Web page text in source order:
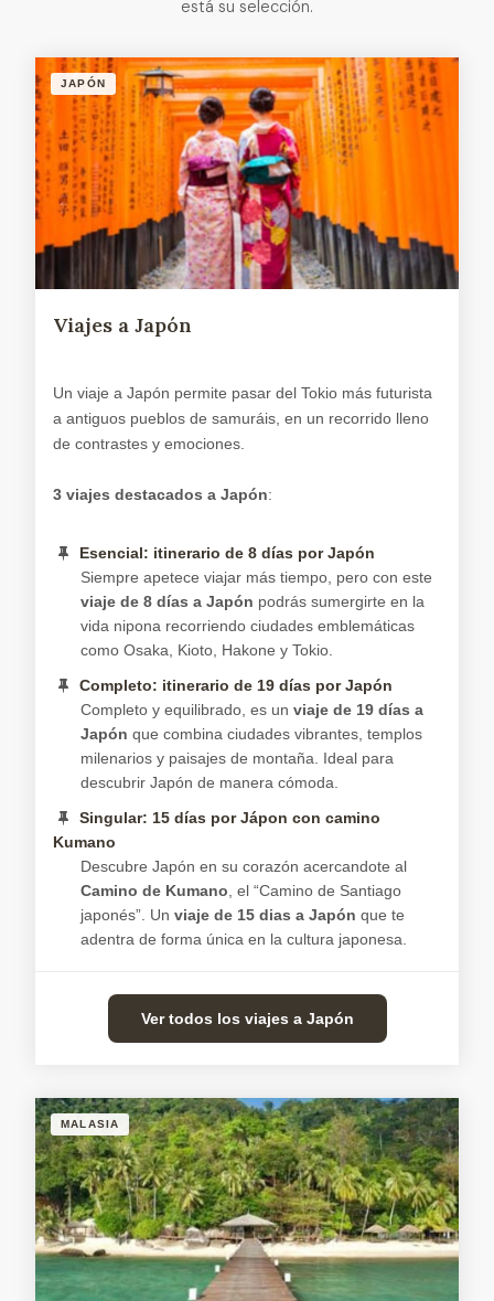
está su selección.
JAPÓN
Viajes a Japón
Un viaje a Japón permite pasar del Tokio más futurista
a antiguos pueblos de samuráis, en un recorrido lleno
de contrastes y emociones.
3 viajes destacados a Japón:
Esencial: itinerario de 8 días por Japón
Siempre apetece viajar más tiempo, pero con este
viaje de 8 días a Japón podrás sumergirte en la
vida nipona recorriendo ciudades emblemáticas
como Osaka, Kioto, Hakone y Tokio.
Completo: itinerario de 19 días por Japón
Completo y equilibrado, es un viaje de 19 días a
Japón que combina ciudades vibrantes, templos
milenarios y paisajes de montaña. Ideal para
descubrir Japón de manera cómoda.
Singular: 15 días por Jápon con camino
Kumano
Descubre Japón en su corazón acercandote al
Camino de Kumano , el “Camino de Santiago
japonés”. Un viaje de 15 dias a Japón que te
adentra de forma única en la cultura japonesa.
Ver todos los viajes a Japón
MALASIA